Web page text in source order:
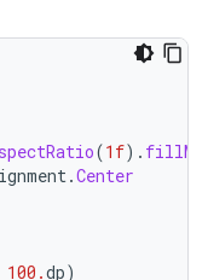
(1f).
.Center
100.dp)